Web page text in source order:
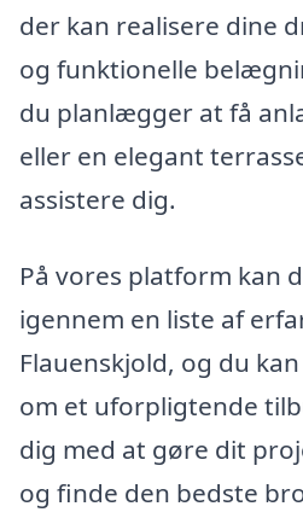
der kan realisere dine
og funktionelle
du planlægger at få
eller en elegant
assistere dig.
På vores platform kan
igennem en liste af
Flauenskjold, og du
om et uforpligtende
dig med at gøre dit
og finde den bedste